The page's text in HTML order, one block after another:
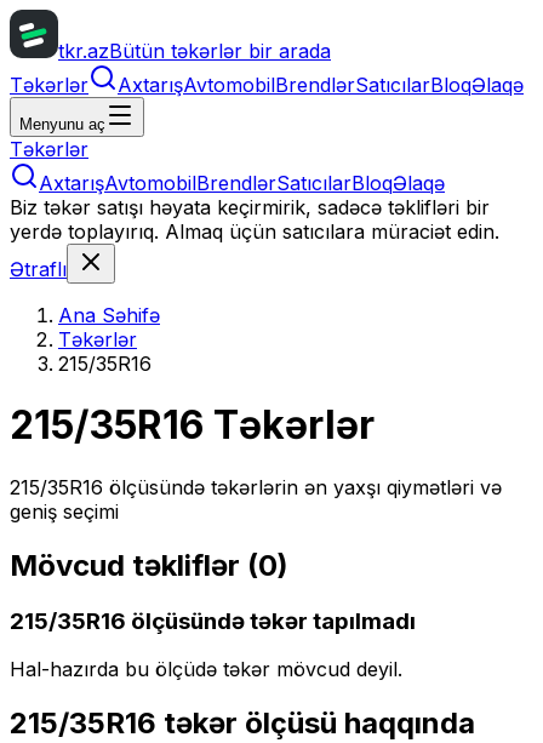
tkr.azBütün təkərlər bir arada
Təkərlər
AxtarışAvtomobilBrendlərSatıcılarBloqƏlaqə
Menyunu aç
Təkərlər
AxtarışAvtomobilBrendlərSatıcılarBloqƏlaqə
Biz təkər satışı həyata keçirmirik, sadəcə təklifləri bir
yerdə toplayırıq. Almaq üçün satıcılara müraciət edin.
Ətraflı
Ana Səhifə
Təkərlər
215/35R16
215/35R16 Təkərlər
215/35R16 ölçüsündə təkərlərin ən yaxşı qiymətləri və
geniş seçimi
Mövcud təkliflər (0)
215/35R16 ölçüsündə təkər tapılmadı
Hal-hazırda bu ölçüdə təkər mövcud deyil.
215/35R16 təkər ölçüsü haqqında